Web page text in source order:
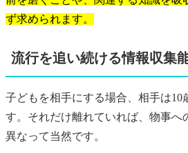
ず求められます。
流行を追い続ける情報収集
子どもを相手にする場合、相手は10
す。それだけ離れていれば、物事へ
異なって当然です。